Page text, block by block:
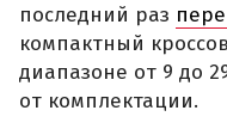
последний раз
компактный
диапазоне от 9 до
от комплектации.